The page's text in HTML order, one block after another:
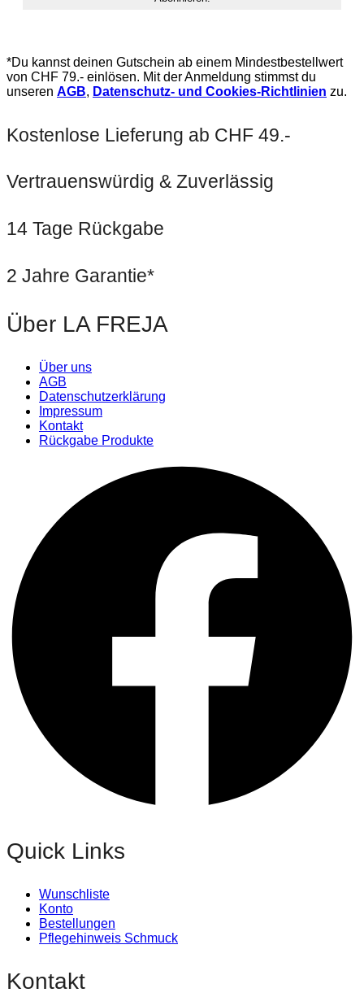
*Du kannst deinen Gutschein ab einem Mindestbestellwert
von CHF 79.- einlösen. Mit der Anmeldung stimmst du
unseren AGB, Datenschutz- und Cookies-Richtlinien zu.
Kostenlose Lieferung ab CHF 49.-
Vertrauenswürdig & Zuverlässig
14 Tage Rückgabe
2 Jahre Garantie*
Über LA FREJA
Über uns
AGB
Datenschutzerklärung
Impressum
Kontakt
Rückgabe Produkte
Quick Links
Wunschliste
Konto
Bestellungen
Pflegehinweis Schmuck
Kontakt